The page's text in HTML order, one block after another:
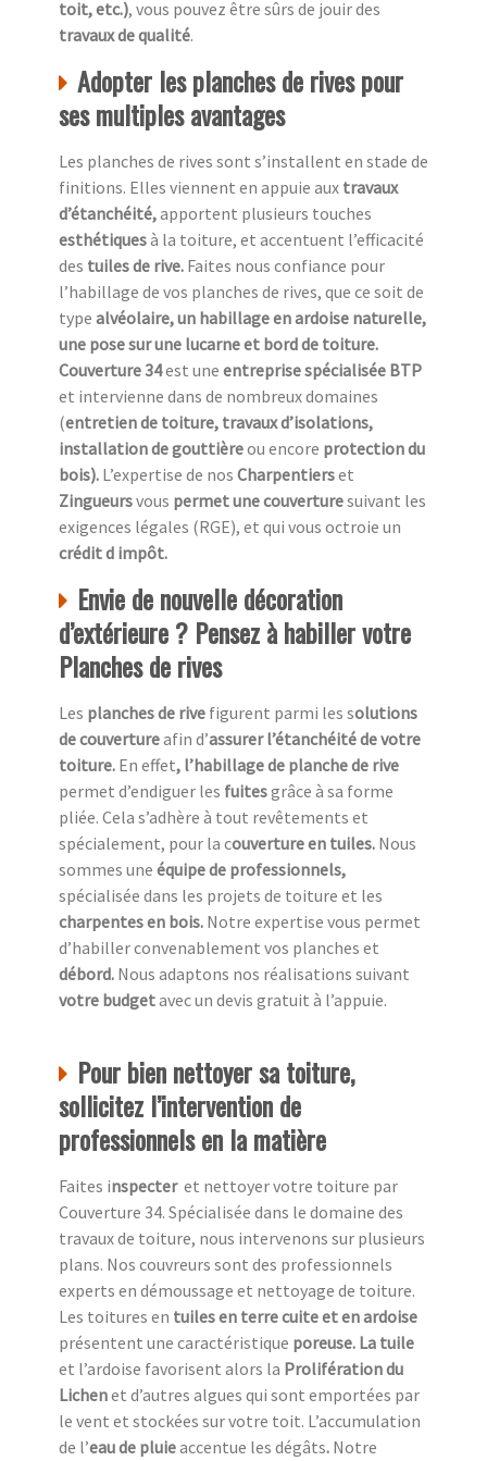
toit, etc.), vous pouvez être sûrs de jouir des
travaux de qualité.
Adopter les planches de rives pour
ses multiples avantages
Les planches de rives sont s’installent en stade de
finitions. Elles viennent en appuie aux travaux
d’étanchéité,apportent plusieurs touches
esthétiquesà la toiture, et accentuent l’efficacité
des tuiles de rive. Faites nous confiance pour
l’habillage de vos planches de rives, que ce soit de
type alvéolaire, un habillage en ardoise naturelle,
une pose sur une lucarne et bord de toiture.
Couverture 34est une entreprise spécialisée BTP
et intervienne dans de nombreux domaines
(entretien de toiture, travaux d’isolations,
installation de gouttièreou encore protection du
bois). L’expertise de nos Charpentierset
Zingueursvous permet une couverturesuivant les
exigences légales (RGE), et qui vous octroie un
crédit d impôt.
Envie de nouvelle décoration
d’extérieure ? Pensez à habiller votre
Planches de rives
Les planches de rive figurent parmi les solutions
de couvertureafin d’assurer l’étanchéité de votre
toiture. En effet, l’habillage de planche de rive
permet d’endiguer les fuitesgrâce à sa forme
pliée. Cela s’adhère à tout revêtements et
spécialement, pour la couverture en tuiles. Nous
sommes une équipe de professionnels,
spécialisée dans les projets de toiture et les
charpentes en bois. Notre expertise vous permet
d’habiller convenablement vos planches et
débord. Nous adaptons nos réalisations suivant
votre budgetavec un devis gratuit à l’appuie.
Pour bien nettoyer sa toiture,
sollicitez l’intervention de
professionnels en la matière
Faites inspecter et nettoyer votre toiture par
Couverture 34. Spécialisée dans le domaine des
travaux de toiture, nous intervenons sur plusieurs
plans. Nos couvreurs sont des professionnels
experts en démoussage et nettoyage de toiture.
Les toitures en tuiles en terre cuite et en ardoise
présentent une caractéristique poreuse. La tuile
et l’ardoise favorisent alors la Prolifération du
Lichenet d’autres algues qui sont emportées par
le vent et stockées sur votre toit. L’accumulation
de l’eau de pluieaccentue les dégâts. Notre